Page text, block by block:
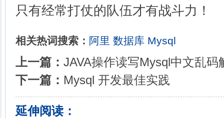
只有经常打仗的队伍才有战斗力！
相关热词搜索： 阿里 数据库 Mysql
上一篇： JAVA操作读写Mysql中文乱码
下一篇： Mysql 开发最佳实践
延伸阅读：